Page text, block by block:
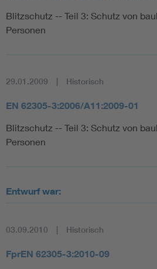
Blitzschutz -- Teil 3: Schutz von
Personen
29.01.2009 Historisch
EN 62305-3:2006/A11:2009-01
Blitzschutz -- Teil 3: Schutz von
Personen
Entwurf war:
03.09.2010 Historisch
FprEN 62305-3:2010-09